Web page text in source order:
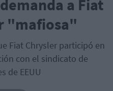
a Fiat
"mafiosa"
Fiat Chrysler participó en
con el sindicato de
de EEUU